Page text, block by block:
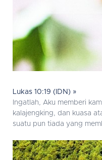
Lukas 10:19 (IDN) »
Ingatlah, Aku memberi
kalajengking, dan kuasa
suatu pun tiada yang